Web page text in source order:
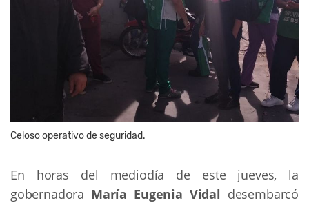
Celoso operativo de seguridad.
En horas del mediodía de este jueves, la
gobernadora María Eugenia Vidal desembarcó